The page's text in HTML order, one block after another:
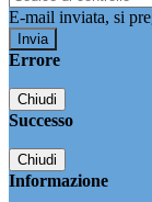
E-mail inviata, si
Errore
Chiudi
Successo
Chiudi
Informazione